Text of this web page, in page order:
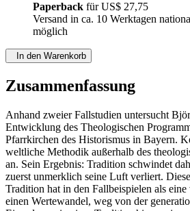
Paperback fürUS$ 27,75
Versand in ca. 10 Werktagen
möglich
In den Warenkorb
Zusammenfassung
Anhand zweier Fallstudien untersucht
Entwicklung des Theologischen
Pfarrkirchen des Historismus in Bayern.
weltliche Methodik außerhalb des
an. Sein Ergebnis: Tradition schwindet
zuerst unmerklich seine Luft verliert.
Tradition hat in den Fallbeispielen als
einen Wertewandel, weg von der